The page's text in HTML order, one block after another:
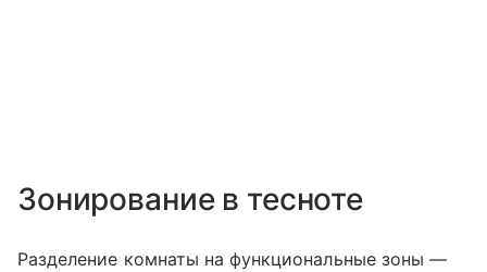
Зонирование в тесноте
Разделение комнаты на функциональные зоны —